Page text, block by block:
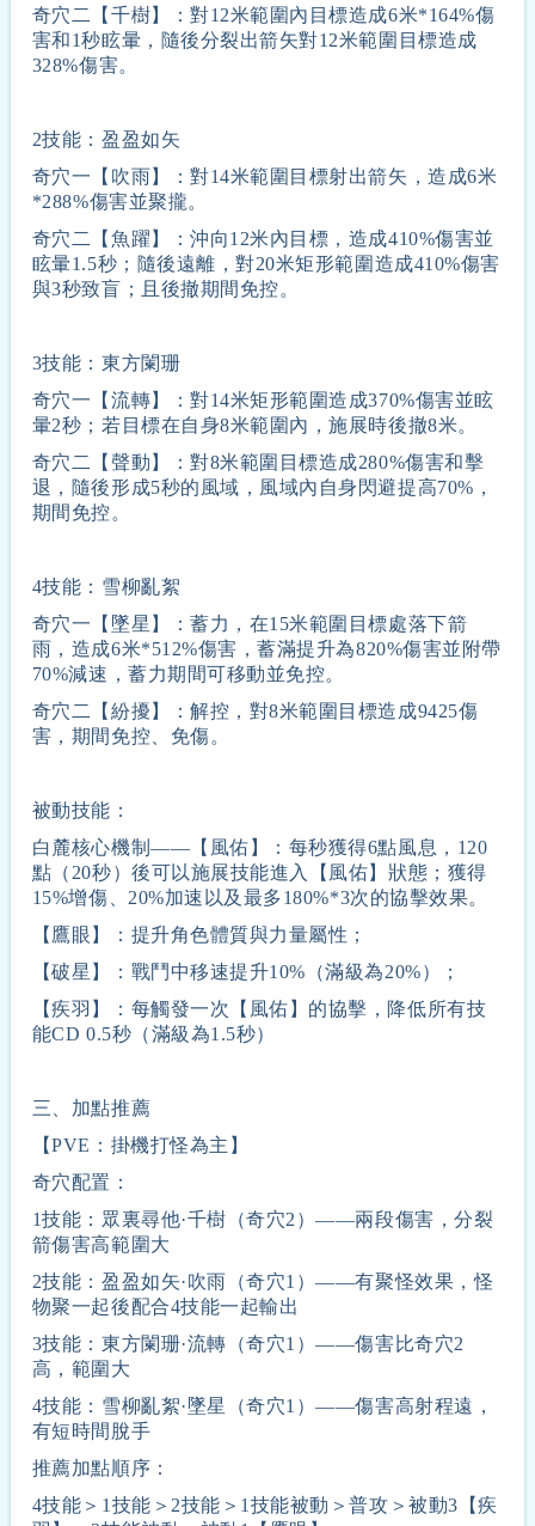
奇穴二【千樹】：對12米範圍內目標造成6米*164%傷
害和1秒眩暈，隨後分裂出箭矢對12米範圍目標造成
328%傷害。
2技能：盈盈如矢
奇穴一【吹雨】：對14米範圍目標射出箭矢，造成6米
*288%傷害並聚攏。
奇穴二【魚躍】：沖向12米內目標，造成410%傷害並
眩暈1.5秒；隨後遠離，對20米矩形範圍造成410%傷害
與3秒致盲；且後撤期間免控。
3技能：東方闌珊
奇穴一【流轉】：對14米矩形範圍造成370%傷害並眩
暈2秒；若目標在自身8米範圍內，施展時後撤8米。
奇穴二【聲動】：對8米範圍目標造成280%傷害和擊
退，隨後形成5秒的風域，風域內自身閃避提高70%，
期間免控。
4技能：雪柳亂絮
奇穴一【墜星】：蓄力，在15米範圍目標處落下箭
雨，造成6米*512%傷害，蓄滿提升為820%傷害並附帶
70%減速，蓄力期間可移動並免控。
奇穴二【紛擾】：解控，對8米範圍目標造成9425傷
害，期間免控、免傷。
被動技能：
白麓核心機制——【風佑】：每秒獲得6點風息，120
點（20秒）後可以施展技能進入【風佑】狀態；獲得
15%增傷、20%加速以及最多180%*3次的協擊效果。
【鷹眼】：提升角色體質與力量屬性；
【破星】：戰鬥中移速提升10%（滿級為20%）；
【疾羽】：每觸發一次【風佑】的協擊，降低所有技
能CD 0.5秒（滿級為1.5秒）
三、加點推薦
【PVE：掛機打怪為主】
奇穴配置：
1技能：眾裏尋他·千樹（奇穴2）——兩段傷害，分裂
箭傷害高範圍大
2技能：盈盈如矢·吹雨（奇穴1）——有聚怪效果，怪
物聚一起後配合4技能一起輸出
3技能：東方闌珊·流轉（奇穴1）——傷害比奇穴2
高，範圍大
4技能：雪柳亂絮·墜星（奇穴1）——傷害高射程遠，
有短時間脫手
推薦加點順序：
4技能＞1技能＞2技能＞1技能被動＞普攻＞被動3【疾